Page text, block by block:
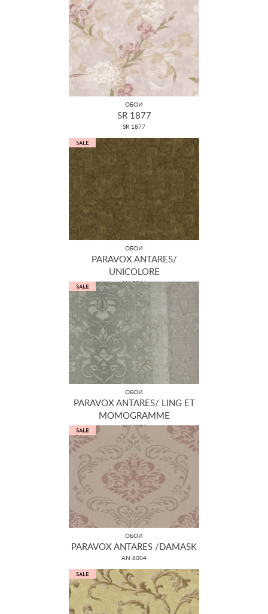
ОБОИ
SR 1877
SR 1877
ОБОИ
PARAVOX ANTARES/
UNICOLORE
AN 8044
ОБОИ
PARAVOX ANTARES/ LING ET
MOMOGRAMME
AN 8073
ОБОИ
PARAVOX ANTARES /DAMASK
AN 8004